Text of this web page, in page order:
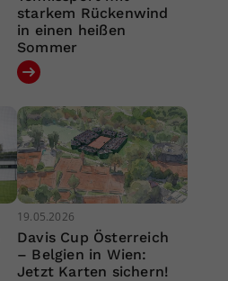
starkem Rückenwind
in einen heißen
Sommer
19.05.2026
Davis Cup Österreich
– Belgien in Wien:
Jetzt Karten sichern!